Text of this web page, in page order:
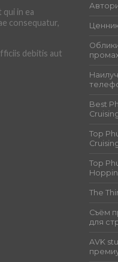
in ea
consequatur,
debitis aut
Best
Top
Top
The
Съём
для
AVK